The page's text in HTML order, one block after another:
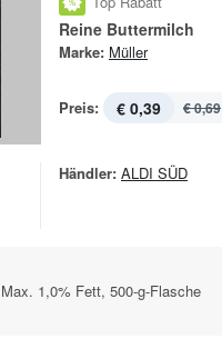
Reine Buttermilch
Marke: Müller
Preis: € 0,39 € 0,69
Händler: ALDI SÜD
Max. 1,0% Fett, 500-g-Flasche